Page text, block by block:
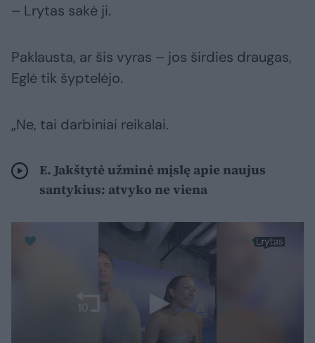
– Lrytas sakė ji.
Paklausta, ar šis vyras – jos širdies draugas,
Eglė tik šyptelėjo.
„Ne, tai darbiniai reikalai.
E. Jakštytė užminė mįslę apie naujus
santykius: atvyko ne viena